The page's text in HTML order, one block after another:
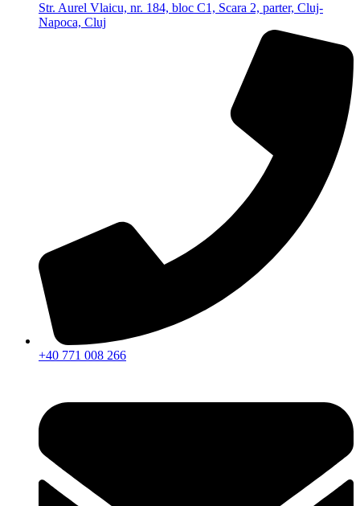
Str. Aurel Vlaicu, nr. 184, bloc C1, Scara 2, parter, Cluj-
Napoca, Cluj
+40 771 008 266